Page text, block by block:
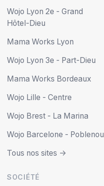
Wojo Lyon 2e - Grand
Hôtel-Dieu
Mama Works Lyon
Wojo Lyon 3e - Part-Dieu
Mama Works Bordeaux
Wojo Lille - Centre
Wojo Brest - La Marina
Wojo Barcelone - Poblenou
Tous nos sites ->
SOCIÉTÉ